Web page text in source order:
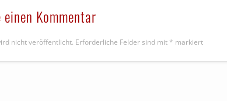
Kommentar
nicht veröffentlicht. Erforderliche Felder sind mit * markiert